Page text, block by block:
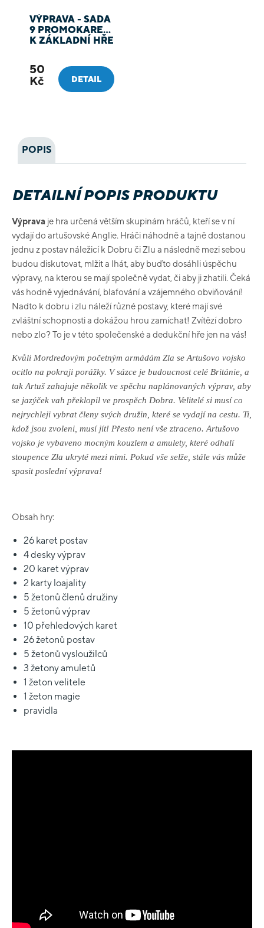
VÝPRAVA - SADA
9 PROMOKARET
K ZÁKLADNÍ HŘE
50
Kč
DETAIL
POPIS
DETAILNÍ POPIS PRODUKTU
Výprava je hra určená větším skupinám hráčů, kteří se v ní
vydají do artušovské Anglie. Hráči náhodně a tajně dostanou
jednu z postav náležicí k Dobru či Zlu a následně mezi sebou
budou diskutovat, mlžit a lhát, aby buďto dosáhli úspěchu
výpravy, na kterou se mají společně vydat, či aby ji zhatili. Čeká
vás hodně vyjednávání, blafování a vzájemného obviňování!
Nadto k dobru i zlu náleží různé postavy, které mají své
zvláštní schopnosti a dokážou hrou zamíchat! Zvítězí dobro
nebo zlo? To je v této společenské a dedukční hře jen na vás!
Kvůli Mordredovým početným armádám Zla se Artušovo vojsko
ocitlo na pokraji porážky. V sázce je budoucnost celé Británie, a
tak Artuš zahajuje několik ve spěchu naplánovaných výprav, aby
se jazýček vah překlopil ve prospěch Dobra. Velitelé si musí co
nejrychleji vybrat členy svých družin, které se vydají na cestu. Ti,
kdož jsou zvoleni, musí jít! Přesto není vše ztraceno. Artušovo
vojsko je vybaveno mocným kouzlem a amulety, které odhalí
stoupence Zla ukryté mezi nimi. Pokud vše selže, stále vás může
spasit poslední výprava!
Obsah hry:
26 karet postav
4 desky výprav
20 karet výprav
2 karty loajality
5 žetonů členů družiny
5 žetonů výprav
10 přehledových karet
26 žetonů postav
5 žetonů vysloužilců
3 žetony amuletů
1 žeton velitele
1 žeton magie
pravidla